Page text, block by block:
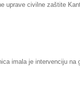
uprave civilne zaštite
imala je intervenciju